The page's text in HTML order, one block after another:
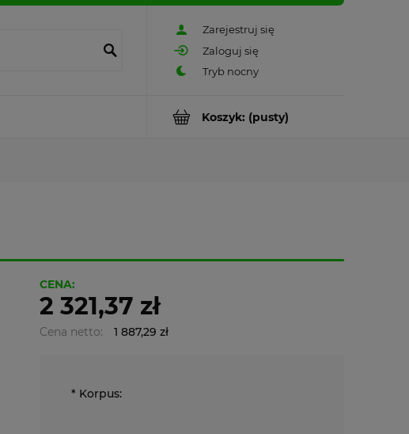
Zarejestruj się
Zaloguj się
Koszyk: (pusty)
CENA:
2 321,37 zł
Cena netto: 1 887,29 zł
* Korpus: